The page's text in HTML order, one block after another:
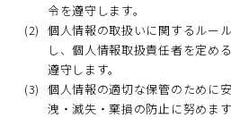
令を遵守します。
(2) 個人情報の取扱いに関するルー
し、個人情報取扱責任者を定め
遵守します。
(3) 個人情報の適切な保管のために
洩・滅失・棄損の防止に努めます